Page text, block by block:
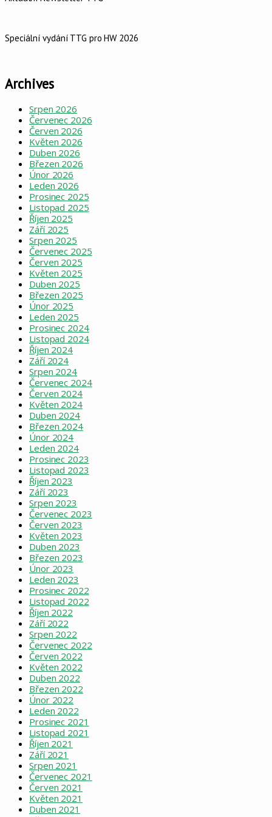
Speciální vydání TTG pro HW 2026
Archives
Srpen 2026
Červenec 2026
Červen 2026
Květen 2026
Duben 2026
Březen 2026
Únor 2026
Leden 2026
Prosinec 2025
Listopad 2025
Říjen 2025
Září 2025
Srpen 2025
Červenec 2025
Červen 2025
Květen 2025
Duben 2025
Březen 2025
Únor 2025
Leden 2025
Prosinec 2024
Listopad 2024
Říjen 2024
Září 2024
Srpen 2024
Červenec 2024
Červen 2024
Květen 2024
Duben 2024
Březen 2024
Únor 2024
Leden 2024
Prosinec 2023
Listopad 2023
Říjen 2023
Září 2023
Srpen 2023
Červenec 2023
Červen 2023
Květen 2023
Duben 2023
Březen 2023
Únor 2023
Leden 2023
Prosinec 2022
Listopad 2022
Říjen 2022
Září 2022
Srpen 2022
Červenec 2022
Červen 2022
Květen 2022
Duben 2022
Březen 2022
Únor 2022
Leden 2022
Prosinec 2021
Listopad 2021
Říjen 2021
Září 2021
Srpen 2021
Červenec 2021
Červen 2021
Květen 2021
Duben 2021